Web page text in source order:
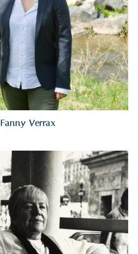
Fanny Verrax